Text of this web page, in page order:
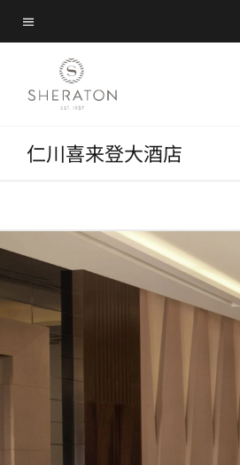
Skip
to
content
菜单文本
仁川喜来登大酒店